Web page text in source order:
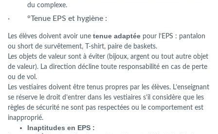
du complexe.
· °Tenue EPS et hygiène :
Les élèves doivent avoir une tenue adaptée pour l’EPS : pantalon
ou short de survêtement, T-shirt, paire de baskets.
Les objets de valeur sont à éviter (bijoux, argent ou tout autre objet
de valeur). La direction décline toute responsabilité en cas de perte
ou de vol.
Les vestiaires doivent être tenus propres par les élèves. L’enseignant
se réserve le droit d’entrer dans les vestiaires s’il considère que les
règles de sécurité ne sont pas respectées ou le comportement est
inapproprié.
Inaptitudes en EPS :